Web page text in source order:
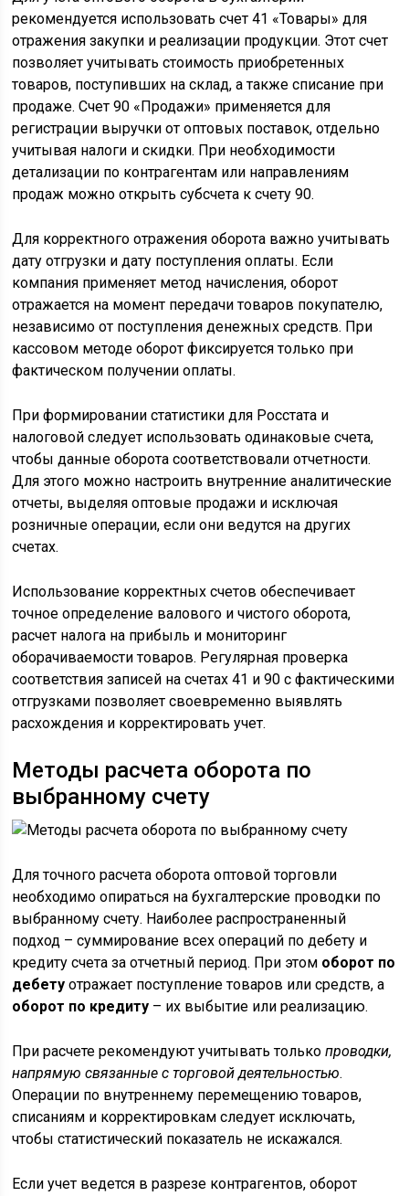
рекомендуется использовать счет 41 «Товары» для
отражения закупки и реализации продукции. Этот счет
позволяет учитывать стоимость приобретенных
товаров, поступивших на склад, а также списание при
продаже. Счет 90 «Продажи» применяется для
регистрации выручки от оптовых поставок, отдельно
учитывая налоги и скидки. При необходимости
детализации по контрагентам или направлениям
продаж можно открыть субсчета к счету 90.
Для корректного отражения оборота важно учитывать
дату отгрузки и дату поступления оплаты. Если
компания применяет метод начисления, оборот
отражается на момент передачи товаров покупателю,
независимо от поступления денежных средств. При
кассовом методе оборот фиксируется только при
фактическом получении оплаты.
При формировании статистики для Росстата и
налоговой следует использовать одинаковые счета,
чтобы данные оборота соответствовали отчетности.
Для этого можно настроить внутренние аналитические
отчеты, выделяя оптовые продажи и исключая
розничные операции, если они ведутся на других
счетах.
Использование корректных счетов обеспечивает
точное определение валового и чистого оборота,
расчет налога на прибыль и мониторинг
оборачиваемости товаров. Регулярная проверка
соответствия записей на счетах 41 и 90 с фактическими
отгрузками позволяет своевременно выявлять
расхождения и корректировать учет.
Методы расчета оборота по
выбранному счету
Для точного расчета оборота оптовой торговли
необходимо опираться на бухгалтерские проводки по
выбранному счету. Наиболее распространенный
подход – суммирование всех операций по дебету и
кредиту счета за отчетный период. При этом оборот по
дебету отражает поступление товаров или средств, а
оборот по кредиту – их выбытие или реализацию.
При расчете рекомендуют учитывать толькопроводки,
напрямую связанные с торговой деятельностью.
Операции по внутреннему перемещению товаров,
списаниям и корректировкам следует исключать,
чтобы статистический показатель не искажался.
Если учет ведется в разрезе контрагентов, оборот